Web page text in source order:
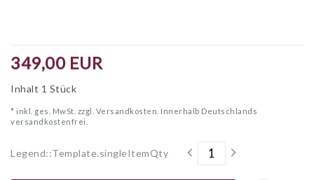
349,00 EUR
Inhalt 1 Stück
* inkl. ges. MwSt. zzgl. Versandkosten. Innerhalb Deutschlands
versandkostenfrei.
Legend::Template.singleItemQty